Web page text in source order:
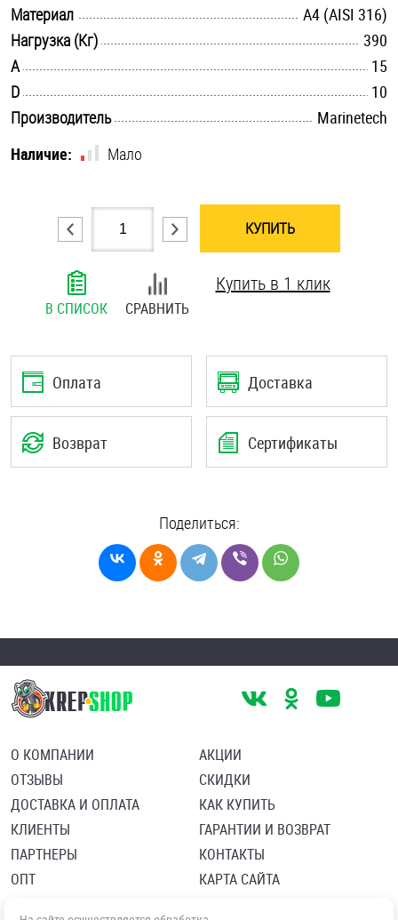
Хомуты
Шайбы
Шпильки
Шплинты
Материал
A4 (AISI 316)
Нагрузка (Кг)
390
A
15
D
10
Производитель
Marinetech
Наличие:
Мало
КУПИТЬ
В СПИСОК СРАВНИТЬ
Купить в 1 клик
Оплата Доставка
Возврат Сертификаты
Поделиться:
О КОМПАНИИ
ОТЗЫВЫ
ДОСТАВКА И ОПЛАТА
КЛИЕНТЫ
ПАРТНЕРЫ
ОПТ
АКЦИИ
СКИДКИ
КАК КУПИТЬ
ГАРАНТИИ И ВОЗВРАТ
КОНТАКТЫ
КАРТА САЙТА
Политика в отношении обработки персональных данных